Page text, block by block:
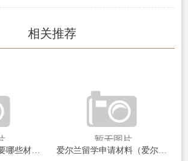
相关推荐
爱尔兰留学签证需要哪些材料（爱尔兰留学签证所需材料一览） 爱尔兰留学申请材料（爱尔兰留学申请材料全面解析）